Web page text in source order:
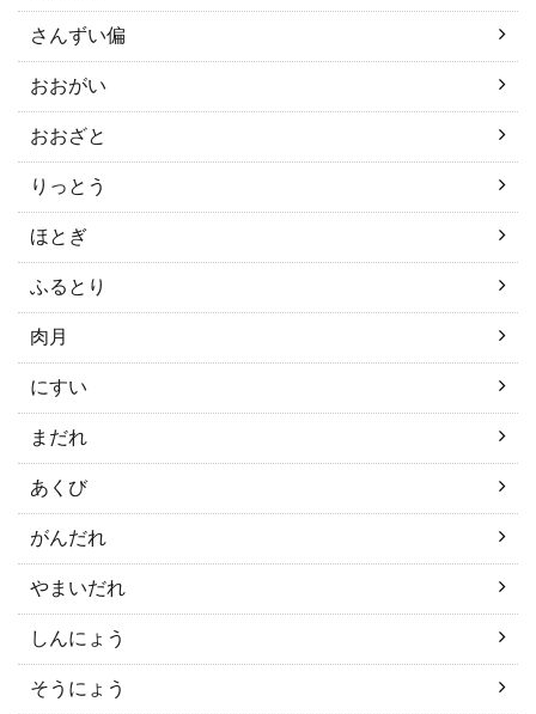
さんずい偏
おおがい
おおざと
りっとう
ほとぎ
ふるとり
肉月
にすい
まだれ
あくび
がんだれ
やまいだれ
しんにょう
そうにょう